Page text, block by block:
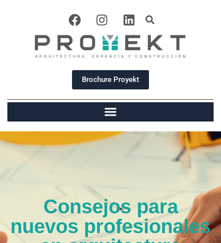
Brochure Proyekt
Consejos para
nuevos profesionales